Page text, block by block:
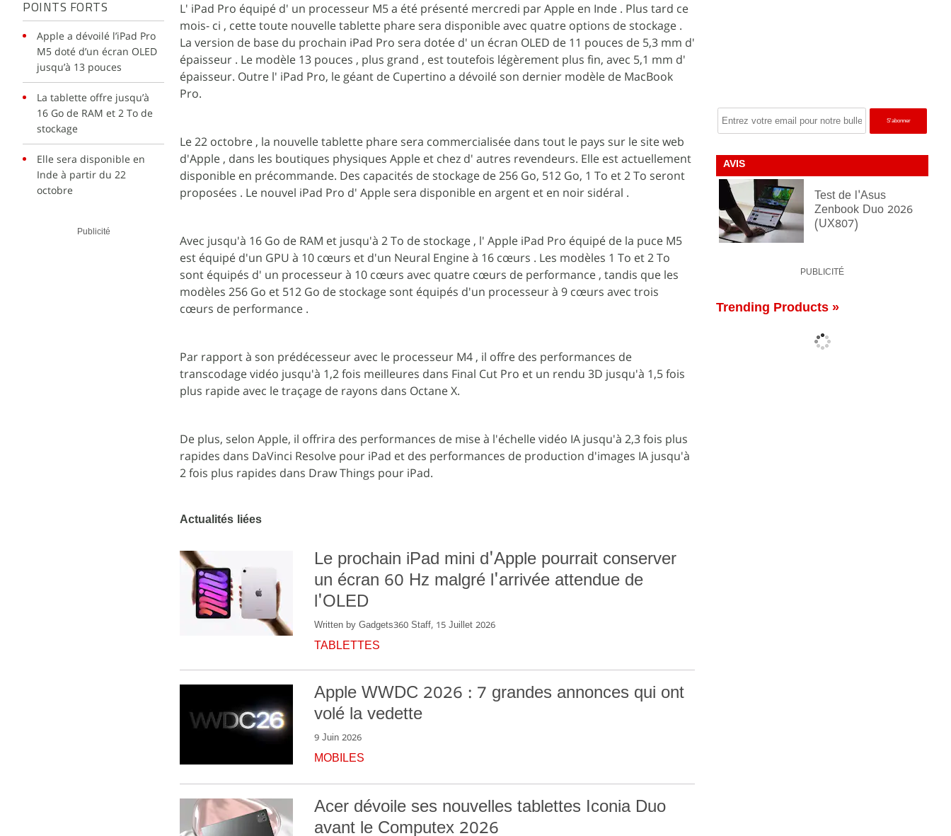
POINTS FORTS
Apple a dévoilé l’iPad Pro
M5 doté d’un écran OLED
jusqu’à 13 pouces
La tablette offre jusqu’à
16 Go de RAM et 2 To de
stockage
Elle sera disponible en
Inde à partir du 22
octobre
Publicité
L' iPad Pro équipé d' un processeur M5 a été présenté mercredi par Apple en Inde . Plus tard ce
mois- ci , cette toute nouvelle tablette phare sera disponible avec quatre options de stockage .
La version de base du prochain iPad Pro sera dotée d' un écran OLED de 11 pouces de 5,3 mm d'
épaisseur . Le modèle 13 pouces , plus grand , est toutefois légèrement plus fin, avec 5,1 mm d'
épaisseur. Outre l' iPad Pro, le géant de Cupertino a dévoilé son dernier modèle de MacBook
Pro.
Le 22 octobre , la nouvelle tablette phare sera commercialisée dans tout le pays sur le site web
d'Apple , dans les boutiques physiques Apple et chez d' autres revendeurs. Elle est actuellement
disponible en précommande. Des capacités de stockage de 256 Go, 512 Go, 1 To et 2 To seront
proposées . Le nouvel iPad Pro d' Apple sera disponible en argent et en noir sidéral .
Avec jusqu'à 16 Go de RAM et jusqu'à 2 To de stockage , l' Apple iPad Pro équipé de la puce M5
est équipé d'un GPU à 10 cœurs et d'un Neural Engine à 16 cœurs . Les modèles 1 To et 2 To
sont équipés d' un processeur à 10 cœurs avec quatre cœurs de performance , tandis que les
modèles 256 Go et 512 Go de stockage sont équipés d'un processeur à 9 cœurs avec trois
cœurs de performance .
Par rapport à son prédécesseur avec le processeur M4 , il offre des performances de
transcodage vidéo jusqu'à 1,2 fois meilleures dans Final Cut Pro et un rendu 3D jusqu'à 1,5 fois
plus rapide avec le traçage de rayons dans Octane X.
De plus, selon Apple, il offrira des performances de mise à l'échelle vidéo IA jusqu'à 2,3 fois plus
rapides dans DaVinci Resolve pour iPad et des performances de production d'images IA jusqu'à
2 fois plus rapides dans Draw Things pour iPad.
Actualités liées
Le prochain iPad mini d'Apple pourrait conserver
un écran 60 Hz malgré l'arrivée attendue de
l'OLED
Written by Gadgets360 Staff, 15 Juillet 2026
TABLETTES
Apple WWDC 2026 : 7 grandes annonces qui ont
volé la vedette
9 Juin 2026
MOBILES
Acer dévoile ses nouvelles tablettes Iconia Duo
avant le Computex 2026
AVIS
Test de l'Asus
Zenbook Duo 2026
(UX807)
PUBLICITÉ
Trending Products »